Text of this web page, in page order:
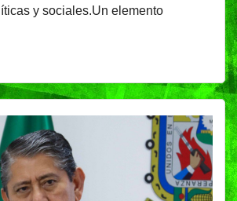
y sociales.Un elemento